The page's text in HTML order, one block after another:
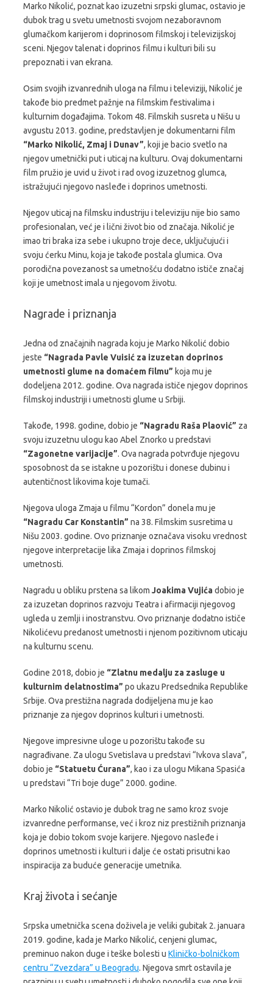
Marko Nikolić, poznat kao izuzetni srpski glumac, ostavio je
dubok trag u svetu umetnosti svojom nezaboravnom
glumačkom karijerom i doprinosom filmskoj i televizijskoj
sceni. Njegov talenat i doprinos filmu i kulturi bili su
prepoznati i van ekrana.
Osim svojih izvanrednih uloga na filmu i televiziji, Nikolić je
takođe bio predmet pažnje na filmskim festivalima i
kulturnim događajima. Tokom 48. Filmskih susreta u Nišu u
avgustu 2013. godine, predstavljen je dokumentarni film
“Marko Nikolić, Zmaj i Dunav”, koji je bacio svetlo na
njegov umetnički put i uticaj na kulturu. Ovaj dokumentarni
film pružio je uvid u život i rad ovog izuzetnog glumca,
istražujući njegovo nasleđe i doprinos umetnosti.
Njegov uticaj na filmsku industriju i televiziju nije bio samo
profesionalan, već je i lični život bio od značaja. Nikolić je
imao tri braka iza sebe i ukupno troje dece, uključujući i
svoju ćerku Minu, koja je takođe postala glumica. Ova
porodična povezanost sa umetnošću dodatno ističe značaj
koji je umetnost imala u njegovom životu.
Nagrade i priznanja
Jedna od značajnih nagrada koju je Marko Nikolić dobio
jeste “Nagrada Pavle Vuisić za izuzetan doprinos
umetnosti glume na domaćem filmu” koja mu je
dodeljena 2012. godine. Ova nagrada ističe njegov doprinos
filmskoj industriji i umetnosti glume u Srbiji.
Takođe, 1998. godine, dobio je “Nagradu Raša Plaović” za
svoju izuzetnu ulogu kao Abel Znorko u predstavi
“Zagonetne varijacije”. Ova nagrada potvrđuje njegovu
sposobnost da se istakne u pozorištu i donese dubinu i
autentičnost likovima koje tumači.
Njegova uloga Zmaja u filmu “Kordon” donela mu je
“Nagradu Car Konstantin” na 38. Filmskim susretima u
Nišu 2003. godine. Ovo priznanje označava visoku vrednost
njegove interpretacije lika Zmaja i doprinos filmskoj
umetnosti.
Nagradu u obliku prstena sa likom Joakima Vujićadobio je
za izuzetan doprinos razvoju Teatra i afirmaciji njegovog
ugleda u zemlji i inostranstvu. Ovo priznanje dodatno ističe
Nikolićevu predanost umetnosti i njenom pozitivnom uticaju
na kulturnu scenu.
Godine 2018, dobio je “Zlatnu medalju za zasluge u
kulturnim delatnostima” po ukazu Predsednika Republike
Srbije. Ova prestižna nagrada dodijeljena mu je kao
priznanje za njegov doprinos kulturi i umetnosti.
Njegove impresivne uloge u pozorištu takođe su
nagrađivane. Za ulogu Svetislava u predstavi “Ivkova slava”,
dobio je “Statuetu Ćurana”, kao i za ulogu Mikana Spasića
u predstavi “Tri boje duge” 2000. godine.
Marko Nikolić ostavio je dubok trag ne samo kroz svoje
izvanredne performanse, već i kroz niz prestižnih priznanja
koja je dobio tokom svoje karijere. Njegovo nasleđe i
doprinos umetnosti i kulturi i dalje će ostati prisutni kao
inspiracija za buduće generacije umetnika.
Kraj života i sećanje
Srpska umetnička scena doživela je veliki gubitak 2. januara
2019. godine, kada je Marko Nikolić, cenjeni glumac,
preminuo nakon duge i teške bolesti u Kliničko-bolničkom
centru “Zvezdara” u Beogradu. Njegova smrt ostavila je